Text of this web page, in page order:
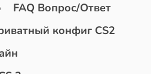
FAQ Вопрос/Ответ
конфиг CS2